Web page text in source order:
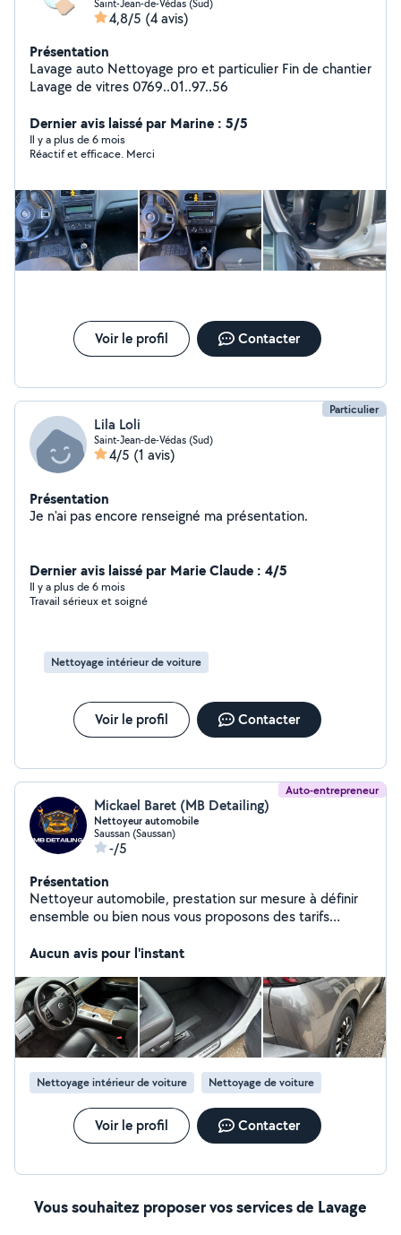
Saint-Jean-de-Védas (Sud)
4,8/5 (4 avis)
Présentation
Lavage auto Nettoyage pro et particulier Fin de chantier
Lavage de vitres 0769..01..97..56
Dernier avis laissé par Marine : 5/5
Il y a plus de 6 mois
Réactif et efficace. Merci
Voir le profil Contacter
Particulier
Lila Loli
Saint-Jean-de-Védas (Sud)
4/5 (1 avis)
Présentation
Je n'ai pas encore renseigné ma présentation.
Dernier avis laissé par Marie Claude : 4/5
Il y a plus de 6 mois
Travail sérieux et soigné
Nettoyage intérieur de voiture
Voir le profil Contacter
Auto-entrepreneur
Mickael Baret (MB Detailing)
Nettoyeur automobile
Saussan (Saussan)
-/5
Présentation
Nettoyeur automobile, prestation sur mesure à définir
ensemble ou bien nous vous proposons des tarifs
Instagram - Facebook : MB Detailing 34
Aucun avis pour l'instant
Nettoyage intérieur de voiture Nettoyage de voiture
Voir le profil Contacter
Vous souhaitez proposer vos services de Lavage